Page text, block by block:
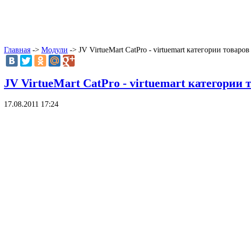
Главная -> Модули -> JV VirtueMart CatPro - virtuemart категории товаров
JV VirtueMart CatPro - virtuemart категории
17.08.2011 17:24